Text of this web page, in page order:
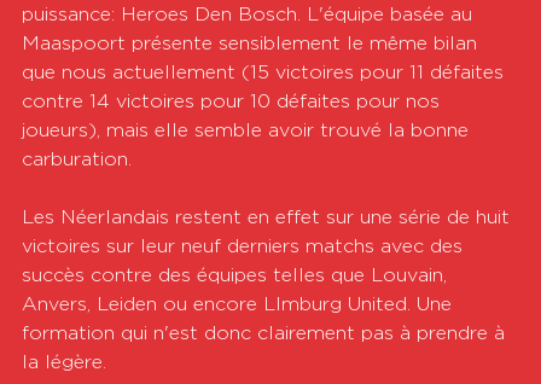
puissance: Heroes Den Bosch. L'équipe basée au
Maaspoort présente sensiblement le même bilan
que nous actuellement (15 victoires pour 11 défaites
contre 14 victoires pour 10 défaites pour nos
joueurs), mais elle semble avoir trouvé la bonne
carburation.
Les Néerlandais restent en effet sur une série de huit
victoires sur leur neuf derniers matchs avec des
succès contre des équipes telles que Louvain,
Anvers, Leiden ou encore LImburg United. Une
formation qui n'est donc clairement pas à prendre à
la légère.